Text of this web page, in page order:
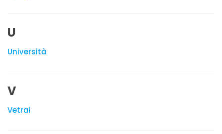
U
Università
V
Vetrai